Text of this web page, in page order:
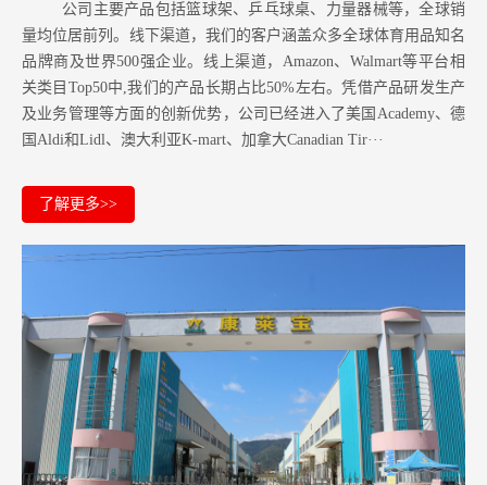
公司主要产品包括篮球架、乒乓球桌、力量器械等，全球销
量均位居前列。 线下渠道，我们的客户涵盖众多全球体育用品知名
品牌商及世界500强企业。 线上渠道，Amazon、Walmart等平台相
关类目Top50中,我们的产品长期占比50%左右。凭借产品研发生产
及业务管理等方面的创新优势，公司已经进入了美国Academy、德
国Aldi和Lidl、澳大利亚K-mart、加拿大Canadian Tir···
了解更多>>